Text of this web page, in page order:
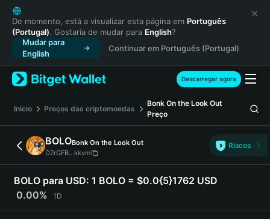
English
日本語
Tiếng Việt
Русский
Español (Latinoamérica)
Türkçe
Français
Deutsch
简体中文
繁體中文
Português (Portugal)
Bahasa Indonesia
ภาษาไทย
हिन्दी
De momento, está a visualizar esta página em Português
(Portugal). Gostaria de mudar para English?
Mudar para
English
Continuar em Português (Portugal)
Descarregar agora
Início Preços das criptomoedas
Bonk On the Look Out
Preço
BOLOBonk On the Look Out
D7rGFB...kkvm
Riscos
BOLO para USD: 1 BOLO = $0.0{5}1762 USD
0.00%
1D